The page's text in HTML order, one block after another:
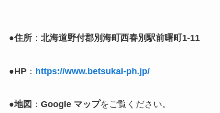
●住所： 北海道野付郡別海町西春別駅前曙町1-11
●HP： https://www.betsukai-ph.jp/
●地図 ： Google マップをご覧ください。